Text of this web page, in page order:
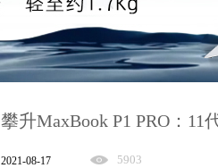
攀升MaxBook P1 PRO：11
2021-08-17 5903